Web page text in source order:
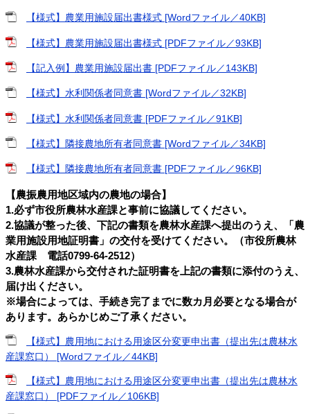
【様式】農業用施設届出書様式 [Wordファイル／40KB]
【様式】農業用施設届出書様式 [PDFファイル／93KB]
【記入例】農業用施設届出書 [PDFファイル／143KB]
【様式】水利関係者同意書 [Wordファイル／32KB]
【様式】水利関係者同意書 [PDFファイル／91KB]
【様式】隣接農地所有者同意書 [Wordファイル／34KB]
【様式】隣接農地所有者同意書 [PDFファイル／96KB]
【農振農用地区域内の農地の場合】
1.必ず市役所農林水産課と事前に協議してください。
2.協議が整った後、下記の書類を農林水産課へ提出のうえ、「農
業用施設用地証明書」の交付を受けてください。（市役所農林
水産課 電話0799-64-2512）
3.農林水産課から交付された証明書を上記の書類に添付のうえ、
届け出ください。
※場合によっては、手続き完了までに数カ月必要となる場合が
あります。あらかじめご了承ください。
【様式】農用地における用途区分変更申出書（提出先は農林水
産課窓口） [Wordファイル／44KB]
【様式】農用地における用途区分変更申出書（提出先は農林水
産課窓口） [PDFファイル／106KB]